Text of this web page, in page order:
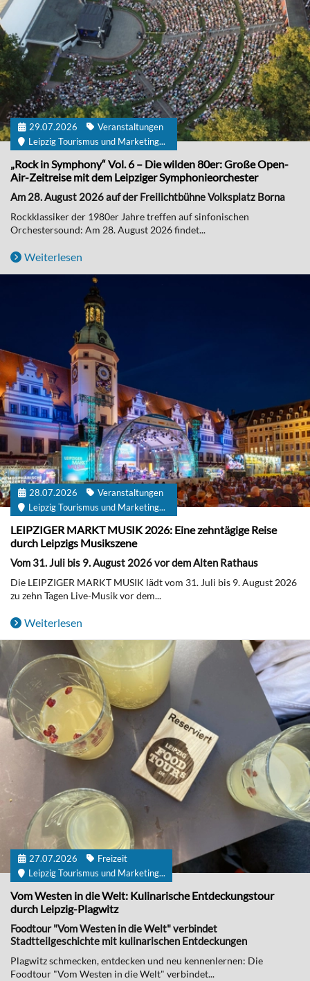
29.07.2026
Veranstaltungen
Leipzig Tourismus und Marketing...
„Rock in Symphony“ Vol. 6 – Die wilden 80er: Große Open-
Air-Zeitreise mit dem Leipziger Symphonieorchester
Am 28. August 2026 auf der Freilichtbühne Volksplatz Borna
Rockklassiker der 1980er Jahre treffen auf sinfonischen
Orchestersound: Am 28. August 2026 findet...
Weiterlesen
28.07.2026
Veranstaltungen
Leipzig Tourismus und Marketing...
LEIPZIGER MARKT MUSIK 2026: Eine zehntägige Reise
durch Leipzigs Musikszene
Vom 31. Juli bis 9. August 2026 vor dem Alten Rathaus
Die LEIPZIGER MARKT MUSIK lädt vom 31. Juli bis 9. August 2026
zu zehn Tagen Live-Musik vor dem...
Weiterlesen
27.07.2026
Freizeit
Leipzig Tourismus und Marketing...
Vom Westen in die Welt: Kulinarische Entdeckungstour
durch Leipzig-Plagwitz
Foodtour "Vom Westen in die Welt" verbindet
Stadtteilgeschichte mit kulinarischen Entdeckungen
Plagwitz schmecken, entdecken und neu kennenlernen: Die
Foodtour "Vom Westen in die Welt" verbindet...